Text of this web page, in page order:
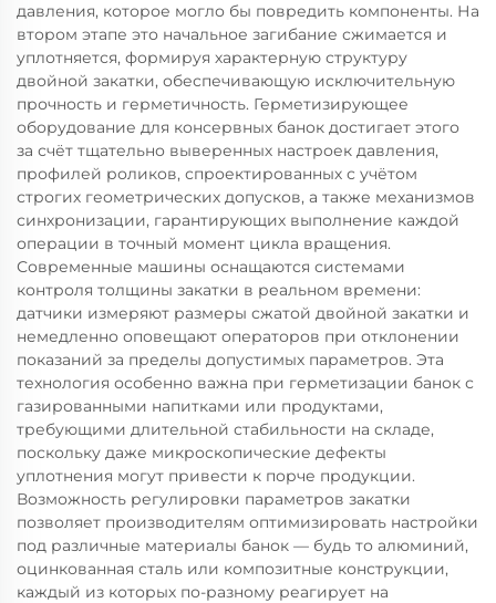
давления, которое могло бы повредить компоненты. На
втором этапе это начальное загибание сжимается и
уплотняется, формируя характерную структуру
двойной закатки, обеспечивающую исключительную
прочность и герметичность. Герметизирующее
оборудование для консервных банок достигает этого
за счёт тщательно выверенных настроек давления,
профилей роликов, спроектированных с учётом
строгих геометрических допусков, а также механизмов
синхронизации, гарантирующих выполнение каждой
операции в точный момент цикла вращения.
Современные машины оснащаются системами
контроля толщины закатки в реальном времени:
датчики измеряют размеры сжатой двойной закатки и
немедленно оповещают операторов при отклонении
показаний за пределы допустимых параметров. Эта
технология особенно важна при герметизации банок с
газированными напитками или продуктами,
требующими длительной стабильности на складе,
поскольку даже микроскопические дефекты
уплотнения могут привести к порче продукции.
Возможность регулировки параметров закатки
позволяет производителям оптимизировать настройки
под различные материалы банок — будь то алюминий,
оцинкованная сталь или композитные конструкции,
каждый из которых по-разному реагирует на